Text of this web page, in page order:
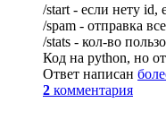
/start - если нету id,
/spam - отправка
/stats - кол-во
Код на python, но
Ответ написан
2 комментария